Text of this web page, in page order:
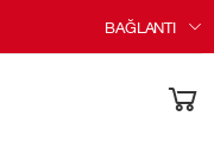
BAĞLANTI